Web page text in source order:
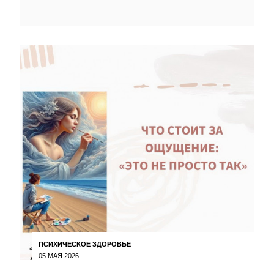
ПСИХИЧЕСКОЕ ЗДОРОВЬЕ
05 МАЯ 2026